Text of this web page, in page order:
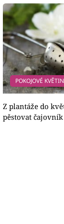
POKOJOVÉ
Z plantáže do
pěstovat čajovník